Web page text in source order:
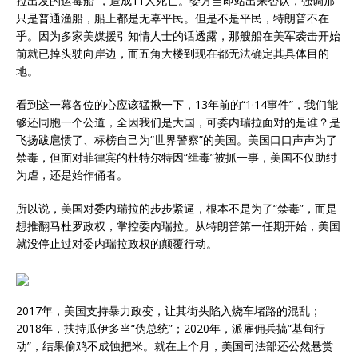
只是普通渔船，船上都是无辜平民。但是不是平民，特朗普不在
乎。因为多家美媒援引知情人士的话透露，那艘船在美军袭击开始
前就已掉头驶向岸边，而五角大楼到现在都无法确定其具体目的
地。
看到这一幕各位的心应该猛揪一下，13年前的“1·14事件”，我们能
够还同胞一个公道，全因我们是大国，可委内瑞拉面对的是谁？是
飞扬跋扈惯了、标榜自己为“世界警察”的美国。美国口口声声为了
禁毒，但面对菲律宾的杜特尔特因“缉毒”被抓一事，美国不仅助纣
为虐，还是始作俑者。
所以说，美国对委内瑞拉的步步紧逼，根本不是为了“禁毒”，而是
想推翻马杜罗政权，掌控委内瑞拉。从特朗普第一任期开始，美国
就没停止过对委内瑞拉政权的颠覆行动。
2017年，美国支持暴力政变，让其街头陷入烧车堵路的混乱；
2018年，扶持瓜伊多当“伪总统”；2020年，派雇佣兵搞“基甸行
动”，结果偷鸡不成蚀把米。就在上个月，美国司法部还公然悬赏